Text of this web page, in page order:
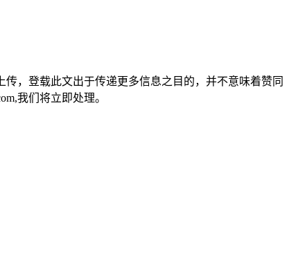
，登载此文出于传递更多信息之目的，并不意味着赞同
我们将立即处理。